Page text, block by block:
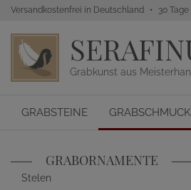
Versandkostenfrei in Deutschland 30
Grabkunst aus
GRABSTEINE GRABSCHMUCK
GRABORNAMENTE
Stelen